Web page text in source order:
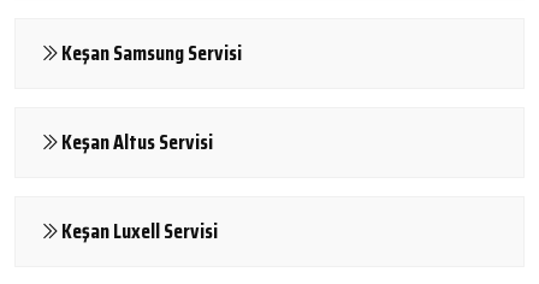
Keşan Samsung Servisi
Keşan Altus Servisi
Keşan Luxell Servisi